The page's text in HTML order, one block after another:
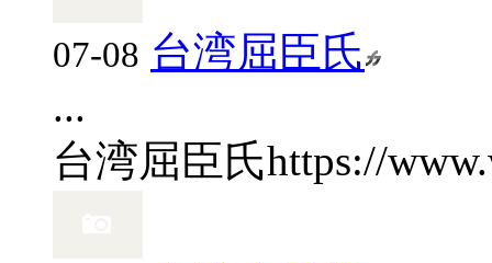
07-08 台湾屈臣氏
...
台湾屈臣氏https://